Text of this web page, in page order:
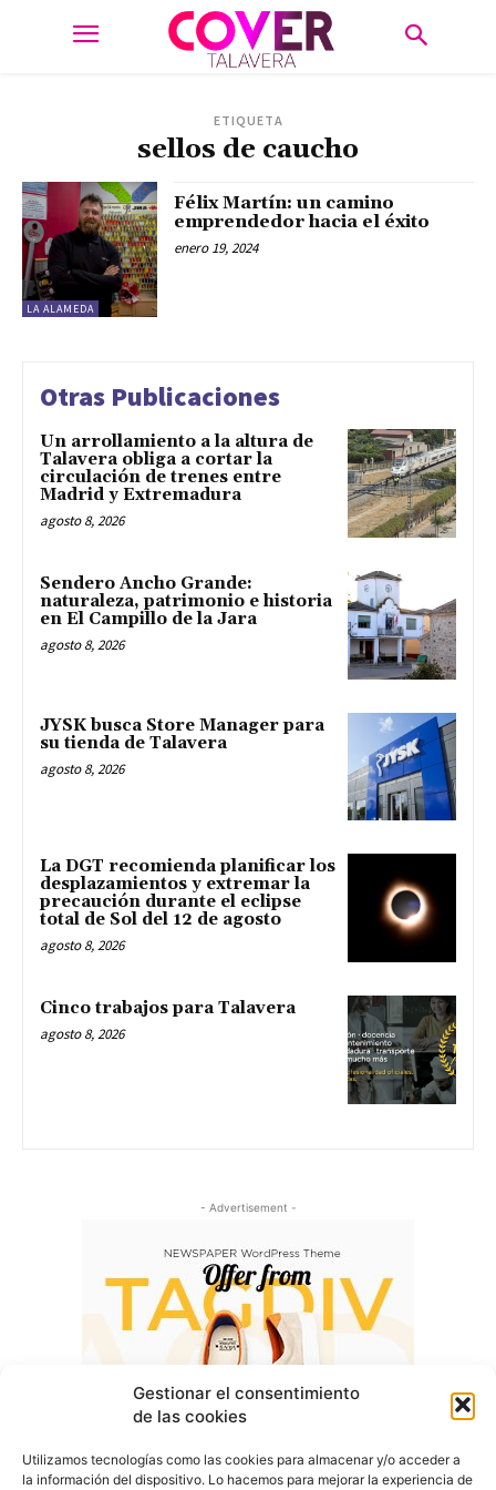
Gestionar el consentimiento
de las cookies
Utilizamos tecnologías como las cookies para almacenar y/o acceder a
la información del dispositivo. Lo hacemos para mejorar la experiencia de
ETIQUETA
sellos de caucho
LA ALAMEDA
Félix Martín: un camino
emprendedor hacia el éxito
enero 19, 2024
Otras Publicaciones
Un arrollamiento a la altura de
Talavera obliga a cortar la
circulación de trenes entre
Madrid y Extremadura
agosto 8, 2026
Sendero Ancho Grande:
naturaleza, patrimonio e historia
en El Campillo de la Jara
agosto 8, 2026
JYSK busca Store Manager para
su tienda de Talavera
agosto 8, 2026
La DGT recomienda planificar los
desplazamientos y extremar la
precaución durante el eclipse
total de Sol del 12 de agosto
agosto 8, 2026
Cinco trabajos para Talavera
agosto 8, 2026
- Advertisement -